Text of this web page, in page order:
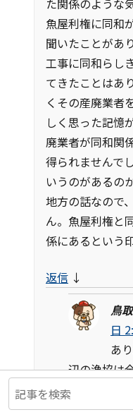
た関係のような
魚屋利権に同和
聞いたことがあ
工事に同和らし
てきたことはあ
くその産廃業者
しく思った記憶
廃業者が同和関
得られませんで
いうのがあるの
地方の話なので
ん。魚屋利権と
係にあるという
返信 ↓
鳥
日
あ
辺の漁協は
すが、ちょ